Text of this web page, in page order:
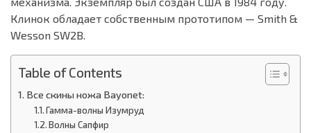
Клинок обладает собственным прототипом — Smith &
Wesson SW2B.
Table of Contents
Все скины ножа Bayonet:
Гамма-волны Изумруд
Волны Сапфир